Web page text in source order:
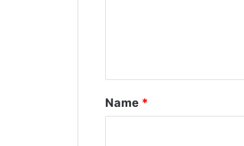
*
Name *